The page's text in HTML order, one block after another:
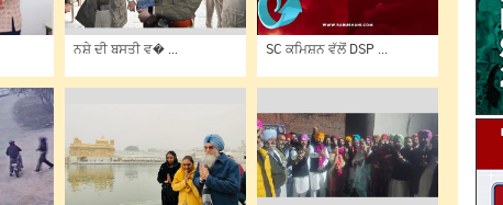
ਨਸ਼ੇ ਦੀ ਬਸਤੀ ਵ� ... SC ਕਮਿਸ਼ਨ ਵੱਲੋਂ DSP ...